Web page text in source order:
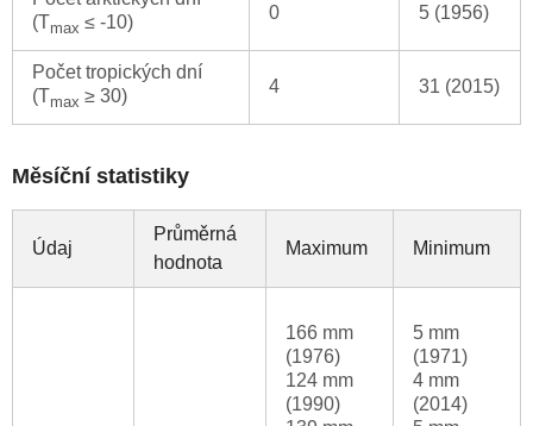
(Tmax ≤ -10) 0 5 (1956)
Počet tropických dní
(Tmax ≥ 30) 4 31 (2015)
Měsíční statistiky
Údaj
Průměrná
hodnota
Maximum Minimum
166 mm
(1976)
124 mm
(1990)
5 mm
(1971)
4 mm
(2014)